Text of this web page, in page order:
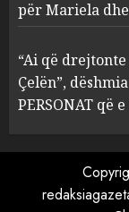
4
për Mariela
“Ai që
Çelën”,
PERSONAT që